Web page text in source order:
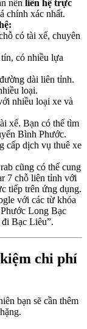
nên liên hệ trực
chính xác nhất.
có tài xế, chuyên
có nhiều lựa
dài liên tỉnh.
loại.
nhiều loại xe và
xế. Bạn có thể tìm
Bình Phước.
cấp dịch vụ thuê xe
cũng có thể cung
7 chỗ liên tỉnh với
tiếp trên ứng dụng.
với các từ khóa
Long Bạc
Bạc Liêu”.
chi phí
bạn sẽ cần thêm